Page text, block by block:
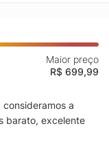
Maior preço
R$ 699,99
a
barato, excelente